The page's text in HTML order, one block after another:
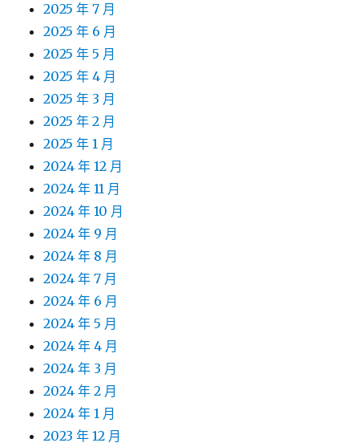
2025 年 7 月
2025 年 6 月
2025 年 5 月
2025 年 4 月
2025 年 3 月
2025 年 2 月
2025 年 1 月
2024 年 12 月
2024 年 11 月
2024 年 10 月
2024 年 9 月
2024 年 8 月
2024 年 7 月
2024 年 6 月
2024 年 5 月
2024 年 4 月
2024 年 3 月
2024 年 2 月
2024 年 1 月
2023 年 12 月